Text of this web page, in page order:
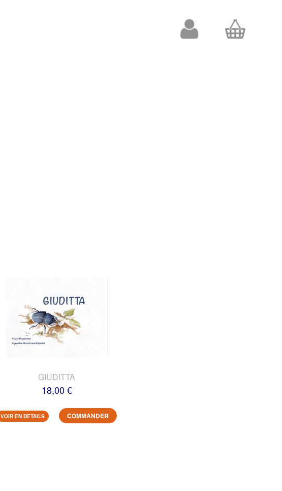
GIUDITTA
18,00 €
VOIR EN DETAILS COMMANDER